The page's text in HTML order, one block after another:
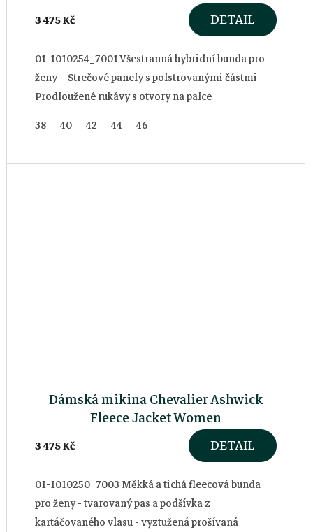
3 475 Kč DETAIL
01-1010254_7001 Všestranná hybridní bunda pro
ženy – Strečové panely s polstrovanými částmi –
Prodloužené rukávy s otvory na palce
38
40 42 44 46
Dámská mikina Chevalier Ashwick
Fleece Jacket Women
3 475 Kč DETAIL
01-1010250_7003 Měkká a tichá fleecová bunda
pro ženy - tvarovaný pas a podšívka z
kartáčovaného vlasu - vyztužená prošívaná